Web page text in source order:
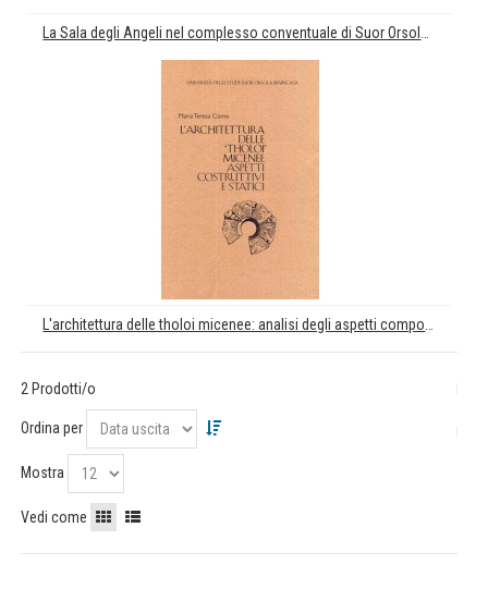
2 Prodotti/o
Ordina per
Mostra
Vedi come